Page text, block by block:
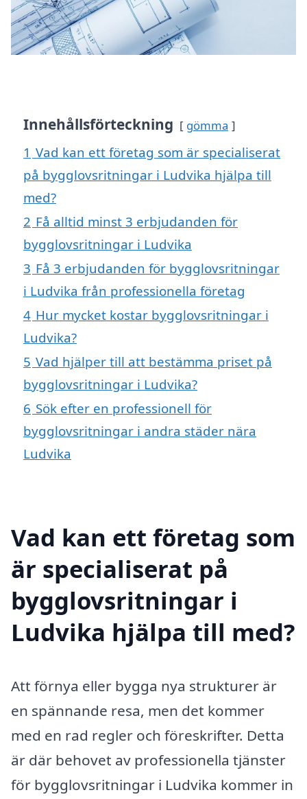
Innehållsförteckning gömma
1 Vad kan ett företag som är specialiserat
på bygglovsritningar i Ludvika hjälpa till
med?
2 Få alltid minst 3 erbjudanden för
bygglovsritningar i Ludvika
3 Få 3 erbjudanden för bygglovsritningar
i Ludvika från professionella företag
4 Hur mycket kostar bygglovsritningar i
Ludvika?
5 Vad hjälper till att bestämma priset på
bygglovsritningar i Ludvika?
6 Sök efter en professionell för
bygglovsritningar i andra städer nära
Ludvika
Vad kan ett företag som
är specialiserat på
bygglovsritningar i
Ludvika hjälpa till med?
Att förnya eller bygga nya strukturer är
en spännande resa, men det kommer
med en rad regler och föreskrifter. Detta
är där behovet av professionella tjänster
för bygglovsritningar i Ludvika kommer in